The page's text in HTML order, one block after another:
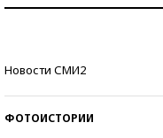
Новости СМИ2
ФОТОИСТОРИИ